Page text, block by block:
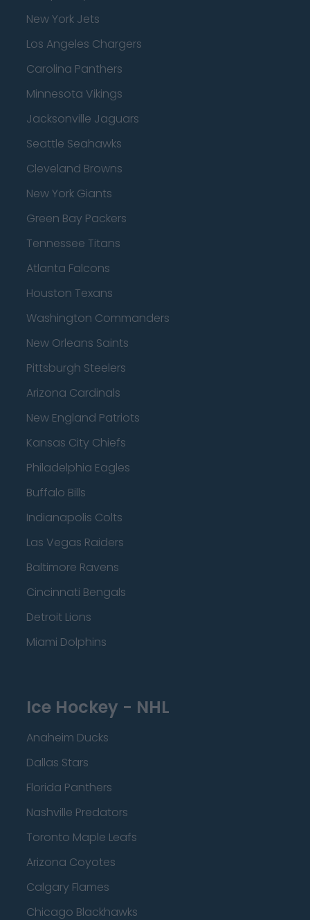
New York Jets
Los Angeles Chargers
Carolina Panthers
Minnesota Vikings
Jacksonville Jaguars
Seattle Seahawks
Cleveland Browns
New York Giants
Green Bay Packers
Tennessee Titans
Atlanta Falcons
Houston Texans
Washington Commanders
New Orleans Saints
Pittsburgh Steelers
Arizona Cardinals
New England Patriots
Kansas City Chiefs
Philadelphia Eagles
Buffalo Bills
Indianapolis Colts
Las Vegas Raiders
Baltimore Ravens
Cincinnati Bengals
Detroit Lions
Miami Dolphins
Ice Hockey - NHL
Anaheim Ducks
Dallas Stars
Florida Panthers
Nashville Predators
Toronto Maple Leafs
Arizona Coyotes
Calgary Flames
Chicago Blackhawks